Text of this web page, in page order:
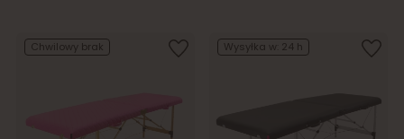
Chwilowy brak Wysyłka w: 24 h